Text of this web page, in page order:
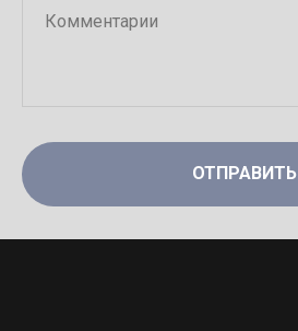
ОТПРАВИТЬ